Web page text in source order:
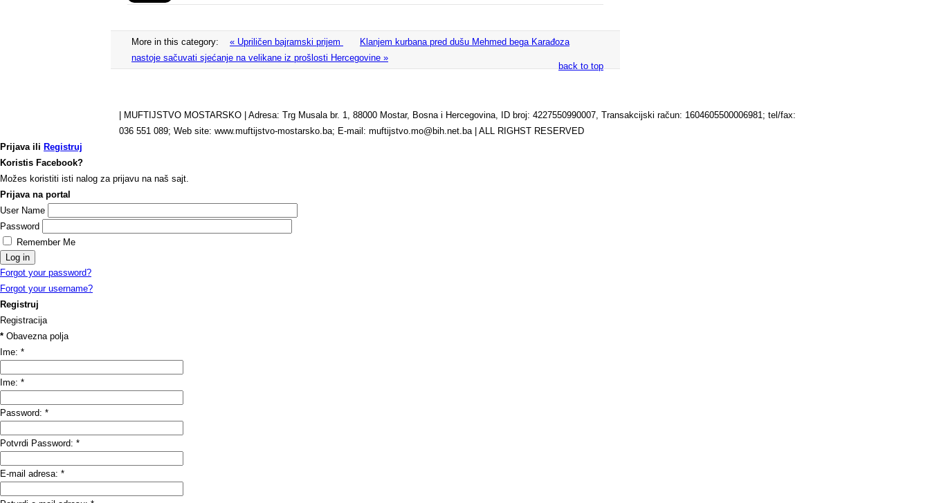
More in this category: « Upriličen bajramski prijem
Klanjem kurbana pred dušu Mehmed bega Karađoza
nastoje sačuvati sjećanje na velikane iz prošlosti Hercegovine »
back to top
| MUFTIJSTVO MOSTARSKO | Adresa: Trg Musala br. 1, 88000 Mostar, Bosna i Hercegovina, ID broj: 4227550990007, Transakcijski račun: 1604605500006981; tel/fax:
036 551 089; Web site: www.muftijstvo-mostarsko.ba; E-mail: muftijstvo.mo@bih.net.ba | ALL RIGHST RESERVED
Prijava ili Registruj
Koristis Facebook?
Možes koristiti isti nalog za prijavu na naš sajt.
Prijava na portal
User Name
Password
Remember Me
Forgot your password?
Forgot your username?
Registruj
Registracija
* Obavezna polja
Ime: *
Ime: *
Password: *
Potvrdi Password: *
E-mail adresa: *